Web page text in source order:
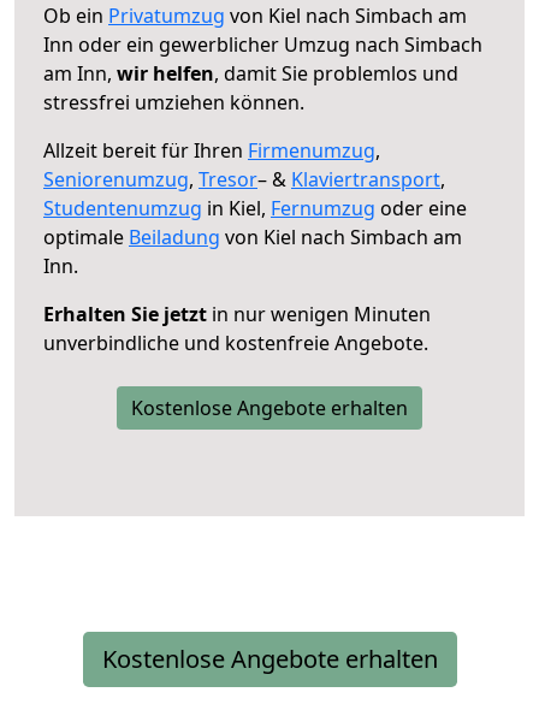
Ob ein Privatumzug von Kiel nach Simbach am
Inn oder ein gewerblicher Umzug nach Simbach
am Inn, wir helfen, damit Sie problemlos und
stressfrei umziehen können.
Allzeit bereit für Ihren Firmenumzug,
Seniorenumzug, Tresor– & Klaviertransport,
Studentenumzug in Kiel, Fernumzug oder eine
optimale Beiladung von Kiel nach Simbach am
Inn.
Erhalten Sie jetzt in nur wenigen Minuten
unverbindliche und kostenfreie Angebote.
Kostenlose Angebote erhalten
Kostenlose Angebote erhalten